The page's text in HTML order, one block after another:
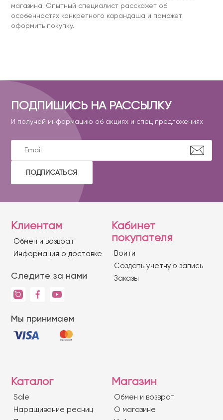
магазина. Опытный специалист расскажет об
особенностях конкретного карандаша и поможет
оформить покупку.
ПОДПИШИСЬ НА РАССЫЛКУ
И получай информацию об акциях и спец предложениях
ПОДПИСАТЬСЯ
Клиентам
Обмен и возврат
Информация о доставке
Следите за нами
Мы принимаем
Кабинет
покупателя
Войти
Создать учетную запись
Заказы
Каталог
Sale
Наращивание ресниц
Магазин
Обмен и возврат
О магазине